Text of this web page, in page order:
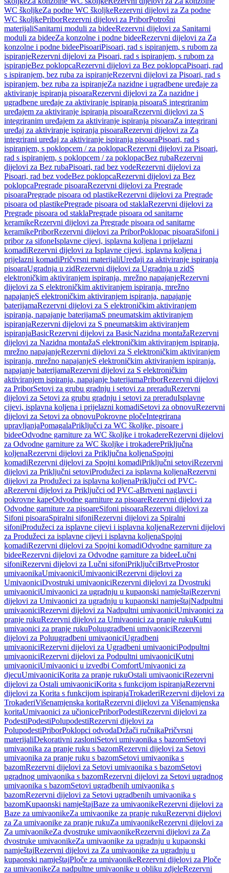
WC školjkeZa podne WC školjkeRezervni dijelovi za Za podne
WC školjkePriborRezervni dijelovi za PriborPotrošni
materijaliSanitarni moduli za bideeRezervni dijelovi za Sanitarni
moduli za bideeZa konzolne i podne bideeRezervni dijelovi za Za
konzolne i podne bideePisoariPisoari, rad s ispiranjem, s rubom za
ispiranjeRezervni dijelovi za Pisoari, rad s ispiranjem, s rubom za
ispiranjeBez poklopcaRezervni dijelovi za Bez poklopcaPisoari, rad
s ispiranjem, bez ruba za ispiranjeRezervni dijelovi za Pisoari, rad s
ispiranjem, bez ruba za ispiranjeZa nazidne i ugradbene uređaje za
aktiviranje ispiranja pisoaraRezervni dijelovi za Za nazidne i
ugradbene uređaje za aktiviranje ispiranja pisoaraS integriranim
uređajem za aktiviranje ispiranja pisoaraRezervni dijelovi za S
integriranim uređajem za aktiviranje ispiranja pisoaraZa integrirani
uređaj za aktiviranje ispiranja pisoaraRezervni dijelovi za Za
integrirani uređaj za aktiviranje ispiranja pisoaraPisoari, rad s
ispiranjem, s poklopcem / za poklopacRezervni dijelovi za Pisoari,
rad s ispiranjem, s poklopcem / za poklopacBez rubaRezervni
dijelovi za Bez rubaPisoari, rad bez vodeRezervni dijelovi za
Pisoari, rad bez vodeBez poklopcaRezervni dijelovi za Bez
poklopcaPregrade pisoaraRezervni dijelovi za Pregrade
pisoaraPregrade pisoara od plastikeRezervni dijelovi za Pregrade
pisoara od plastikePregrade pisoara od staklaRezervni dijelovi za
Pregrade pisoara od staklaPregrade pisoara od sanitarne
keramikeRezervni dijelovi za Pregrade pisoara od sanitarne
keramikePriborRezervni dijelovi za PriborPoklopac pisoaraSifoni i
pribor za sifoneIsplavne cijevi, isplavna koljena i prijelazni
komadiRezervni dijelovi za Isplavne cijevi, isplavna koljena i
prijelazni komadiPričvrsni materijaliUređaji za aktiviranje ispiranja
pisoaraUgradnja u zidRezervni dijelovi za Ugradnja u zidS
elektroničkim aktiviranjem ispiranja, mrežno napajanjeRezervni
dijelovi za S elektroničkim aktiviranjem ispiranja, mrežno
napajanjeS elektroničkim aktiviranjem ispiranja, napajanje
baterijamaRezervni dijelovi za S elektroničkim aktiviranjem
ispiranja, napajanje baterijamaS pneumatskim aktiviranjem
ispiranjaRezervni dijelovi za S pneumatskim aktiviranjem
ispiranjaBasicRezervni dijelovi za BasicNazidna montažaRezervni
dijelovi za Nazidna montažaS elektroničkim aktiviranjem ispiranja,
mrežno napajanjeRezervni dijelovi za S elektroničkim aktiviranjem
ispiranja, mrežno napajanjeS elektroničkim aktiviranjem ispiranja,
napajanje baterijamaRezervni dijelovi za S elektroničkim
aktiviranjem ispiranja, napajanje baterijamaPriborRezervni dijelovi
za PriborSetovi za grubu gradnju i setovi za preraduRezervni
dijelovi za Setovi za grubu gradnju i setovi za preraduIsplavne
cijevi, isplavna koljena i prijelazni komadiSetovi za obnovuRezervni
dijelovi za Setovi za obnovuPokrovne pločeIntegrirana
upravljanjaPomagalaPriključci za WC školjke, pisoare i
bideeOdvodne garniture za WC školjke i trokadereRezervni dijelovi
za Odvodne garniture za WC školjke i trokaderePriključna
koljenaRezervni dijelovi za Priključna koljenaSpojni
komadiRezervni dijelovi za Spojni komadiPriključni setoviRezervni
dijelovi za Priključni setoviProdužeci za isplavna koljenaRezervni
dijelovi za Produžeci za isplavna koljenaPriključci od PVC-
aRezervni dijelovi za Priključci od PVC-aBrtveni naglavci i
pokrovne kapeOdvodne garniture za pisoareRezervni dijelovi za
Odvodne garniture za pisoareSifoni pisoaraRezervni dijelovi za
Sifoni pisoaraSpiralni sifoniRezervni dijelovi za Spiralni
sifoniProdužeci za isplavne cijevi i isplavna koljenaRezervni dijelovi
za Produžeci za isplavne cijevi i isplavna koljenaSpojni
komadiRezervni dijelovi za Spojni komadiOdvodne garniture za
bideeRezervni dijelovi za Odvodne garniture za bideeLučni
sifoniRezervni dijelovi za Lučni sifoniPriključciBrtveProstor
umivaonikaUmivaoniciUmivaoniciRezervni dijelovi za
UmivaoniciDvostruki umivaoniciRezervni dijelovi za Dvostruki
umivaoniciUmivaonici za ugradnju u kupaonski namještajRezervni
dijelovi za Umivaonici za ugradnju u kupaonski namještajNadpultni
umivaoniciRezervni dijelovi za Nadpultni umivaoniciUmivaonici za
pranje rukuRezervni dijelovi za Umivaonici za pranje rukuKutni
umivaonici za pranje rukuPoluugradbeni umivaoniciRezervni
dijelovi za Poluugradbeni umivaoniciUgradbeni
umivaoniciRezervni dijelovi za Ugradbeni umivaoniciPodpultni
umivaoniciRezervni dijelovi za Podpultni umivaoniciKutni
umivaoniciUmivaonici u izvedbi ComfortUmivaonici za
djecuUmivaoniciKorita za pranje rukuOstali umivaoniciRezervni
dijelovi za Ostali umivaoniciKorita s funkcijom ispiranjaRezervni
dijelovi za Korita s funkcijom ispiranjaTrokaderiRezervni dijelovi za
TrokaderiVišenamjenska koritaRezervni dijelovi za Višenamjenska
koritaUmivaonici za učionicePriborPodestiRezervni dijelovi za
PodestiPodestiPolupodestiRezervni dijelovi za
PolupodestiPriborPoklopci odvodaDržači ručnikaPričvrsni
materijaliDekorativni zasloniSetovi umivaonika s bazomSetovi
umivaonika za pranje ruku s bazomRezervni dijelovi za Setovi
umivaonika za pranje ruku s bazomSetovi umivaonika s
bazomRezervni dijelovi za Setovi umivaonika s bazomSetovi
ugradnog umivaonika s bazomRezervni dijelovi za Setovi ugradnog
umivaonika s bazomSetovi ugradbenih umivaonika s
bazomRezervni dijelovi za Setovi ugradbenih umivaonika s
bazomKupaonski namještajBaze za umivaonikeRezervni dijelovi za
Baze za umivaonikeZa umivaonike za pranje rukuRezervni dijelovi
za Za umivaonike za pranje rukuZa umivaonikeRezervni dijelovi za
Za umivaonikeZa dvostruke umivaonikeRezervni dijelovi za Za
dvostruke umivaonikeZa umivaonike za ugradnju u kupaonski
namještajRezervni dijelovi za Za umivaonike za ugradnju u
kupaonski namještajPloče za umivaonikeRezervni dijelovi za Ploče
za umivaonikeZa nadpultne umivaonike u obliku zdjeleRezervni